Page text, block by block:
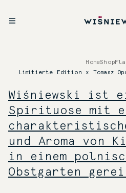
HomeShop
Limitierte Edition x Tomasz
Wiśniewski ist
Spirituose mit
und Aroma von
in einem
Obstgarten